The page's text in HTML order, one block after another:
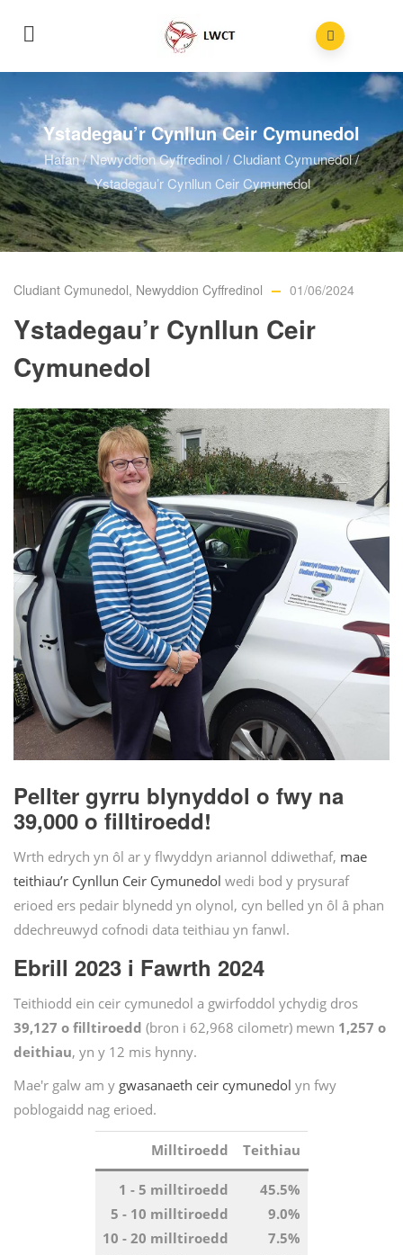
Ystadegau’r Cynllun Ceir Cymunedol
Hafan/Newyddion Cyffredinol/Cludiant Cymunedol/
Ystadegau’r Cynllun Ceir Cymunedol
Cludiant Cymunedol, Newyddion Cyffredinol 01/06/2024
Ystadegau’r Cynllun Ceir
Cymunedol
Pellter gyrru blynyddol o fwy na
39,000 o filltiroedd!
Wrth edrych yn ôl ar y flwyddyn ariannol ddiwethaf, mae
teithiau’r Cynllun Ceir Cymunedol wedi bod y prysuraf
erioed ers pedair blynedd yn olynol, cyn belled yn ôl â phan
ddechreuwyd cofnodi data teithiau yn fanwl.
Ebrill 2023 i Fawrth 2024
Teithiodd ein ceir cymunedol a gwirfoddol ychydig dros
39,127 o filltiroedd (bron i 62,968 cilometr) mewn 1,257 o
deithiau, yn y 12 mis hynny.
Mae'r galw am y gwasanaeth ceir cymunedol yn fwy
poblogaidd nag erioed.
Milltiroedd Teithiau
1 - 5 milltiroedd
5 - 10 milltiroedd
10 - 20 milltiroedd
45.5%
9.0%
7.5%